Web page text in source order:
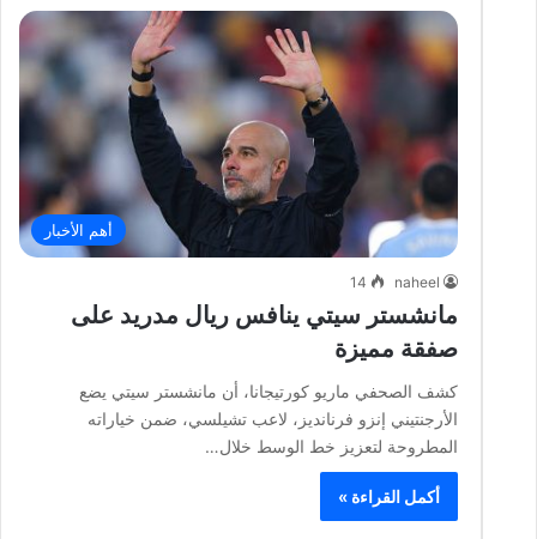
أهم الأخبار
naheel
14
مانشستر سيتي ينافس ريال مدريد على
صفقة مميزة
كشف الصحفي ماريو كورتيجانا، أن مانشستر سيتي يضع
الأرجنتيني إنزو فرنانديز، لاعب تشيلسي، ضمن خياراته
المطروحة لتعزيز خط الوسط خلال…
أكمل القراءة »